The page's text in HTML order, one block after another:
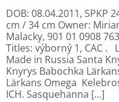
DOB: 08.04.2011, SPKP
cm / 34 cm Owner:
Malacky, 901 01 0908
Titles: výborný 1, CAC .
Made in Russia Santa
Knyrys Babochka
Lärkans Omega
ICH. Sasquehanna […]